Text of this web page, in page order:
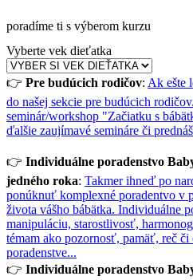
poradíme ti s výberom kurzu
Vyberte vek dieťatka
👉 Pre budúcich rodičov: Ak ešte
do našej sekcie pre budúcich
seminár/workshop "Začiatku s
ďalšie zaujímavé semináre či
👉 Individuálne poradenstvo
jedného roka: Takmer ihneď po
ponúknuť komplexné poradentvo v
života vášho bábätka. Individuálne
manipuláciu, starostlivosť,
témam ako pozornosť, pamäť, reč či
poradenstve...
👉 Individuálne poradenstvo